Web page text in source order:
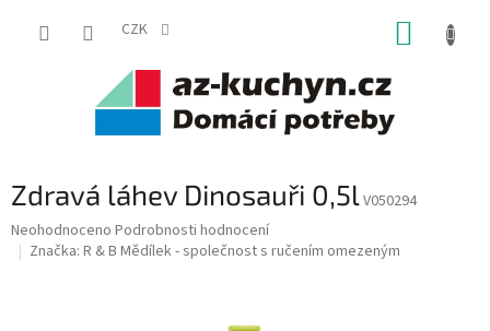
CZK
Zdravá láhev Dinosauři 0,5lV050294
Průměrné
hodnocení
Neohodnoceno Podrobnosti hodnocení
Značka: R & B Mědílek - společnost s ručením omezeným